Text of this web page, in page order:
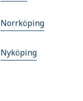
Norrköping
Nyköping